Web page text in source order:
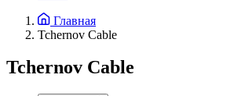
Главная
Tchernov Cable
Tchernov Cable